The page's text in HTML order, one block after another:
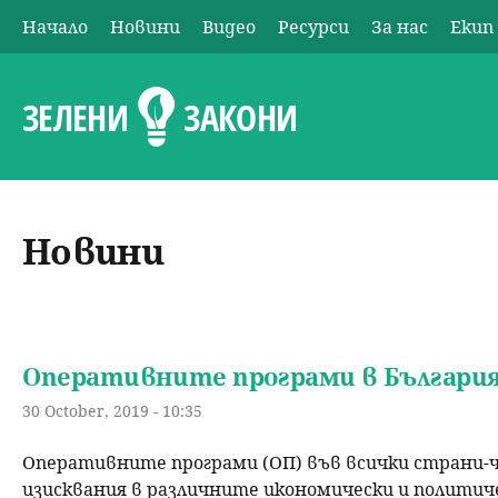
О
с
в
о
м
е
Начало Новини Видео Ресурси За нас Екип
ЗЕЛЕНИ ЗАКОНИ
Новини
Оперативните програми в
30 October, 2019 - 10:35
Оперативните програми (ОП) във всички страни-
изисквания в различните икономически и